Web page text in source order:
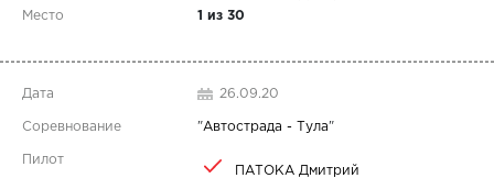
1 из 30
26.09.20
"Автострада - Тула"
ПАТОКА Дмитрий